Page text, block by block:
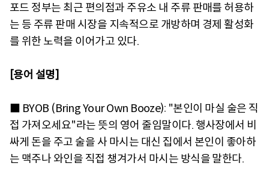
포드 정부는 최근 편의점과 주유소 내 주류 판매를 허용하
는 등 주류 판매 시장을 지속적으로 개방하며 경제 활성화
를 위한 노력을 이어가고 있다.
[용어 설명]
■ BYOB (Bring Your Own Booze): "본인이 마실 술은 직
접 가져오세요"라는 뜻의 영어 줄임말이다. 행사장에서 비
싸게 돈을 주고 술을 사 마시는 대신 집에서 본인이 좋아하
는 맥주나 와인을 직접 챙겨가서 마시는 방식을 말한다.